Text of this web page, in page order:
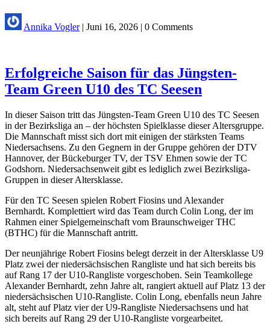
Annika Vogler| Juni 16, 2026 | 0 Comments
Erfolgreiche Saison für das Jüngsten-
Team Green U10 des TC Seesen
In dieser Saison tritt das Jüngsten-Team Green U10 des TC Seesen
in der Bezirksliga an – der höchsten Spielklasse dieser Altersgruppe.
Die Mannschaft misst sich dort mit einigen der stärksten Teams
Niedersachsens. Zu den Gegnern in der Gruppe gehören der DTV
Hannover, der Bückeburger TV, der TSV Ehmen sowie der TC
Godshorn. Niedersachsenweit gibt es lediglich zwei Bezirksliga-
Gruppen in dieser Altersklasse.
Für den TC Seesen spielen Robert Fiosins und Alexander
Bernhardt. Komplettiert wird das Team durch Colin Long, der im
Rahmen einer Spielgemeinschaft vom Braunschweiger THC
(BTHC) für die Mannschaft antritt.
Der neunjährige Robert Fiosins belegt derzeit in der Altersklasse U9
Platz zwei der niedersächsischen Rangliste und hat sich bereits bis
auf Rang 17 der U10-Rangliste vorgeschoben. Sein Teamkollege
Alexander Bernhardt, zehn Jahre alt, rangiert aktuell auf Platz 13 der
niedersächsischen U10-Rangliste. Colin Long, ebenfalls neun Jahre
alt, steht auf Platz vier der U9-Rangliste Niedersachsens und hat
sich bereits auf Rang 29 der U10-Rangliste vorgearbeitet.